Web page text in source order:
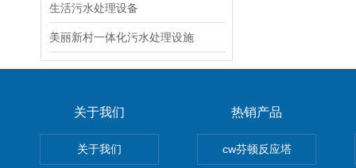
生活污水处理设备
美丽新村一体化污水处理设施
关于我们
关于我们
热销产品
cw芬顿反应塔